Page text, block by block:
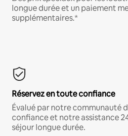
longue durée et un paiement
supplémentaires.*
Réservez en toute confiance
Évalué par notre communauté
confiance et notre assistance
séjour longue durée.